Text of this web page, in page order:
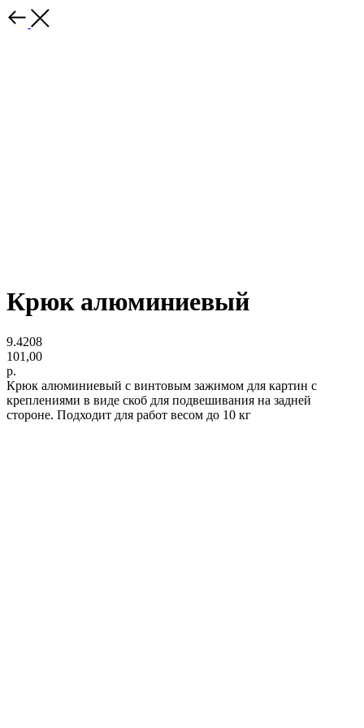
Крюк алюминиевый
9.4208
101,00
р.
Крюк алюминиевый с винтовым зажимом для картин с
креплениями в виде скоб для подвешивания на задней
стороне. Подходит для работ весом до 10 кг